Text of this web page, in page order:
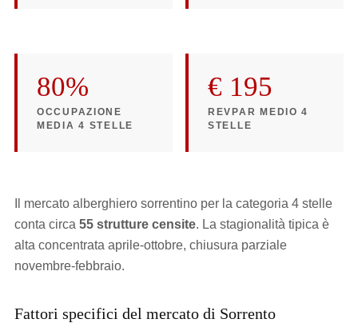
80%
OCCUPAZIONE
MEDIA 4 STELLE
€ 195
REVPAR MEDIO 4
STELLE
Il mercato alberghiero sorrentino per la categoria 4 stelle
conta circa 55 strutture censite. La stagionalità tipica è
alta concentrata aprile-ottobre, chiusura parziale
novembre-febbraio.
Fattori specifici del mercato di Sorrento